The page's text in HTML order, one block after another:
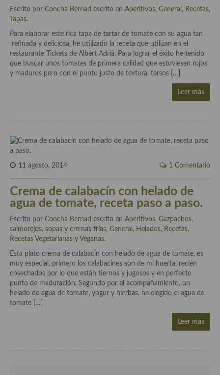
Cocina Azerí (Azerbaiyán)
Cocina de Tunez
Cocina Oriental
Cocina camboyana
Cocina Coreana
Cocina HIndú
Cocina China
Cocina del Pacifico
Cocina filipina
Cocina de Hawái
Cocina de Madagascar
Cocina Africana
Escrito por Concha Bernad escrito en Aperitivos, General , Recetas,
Tapas.
Para elaborar este rica tapa de tartar de tomate con su agua tan
refinada y deliciosa, he utilizado la receta que utilizan en el
restaurante Tickets de Albert Adrià. Para lograr el éxito he tenido
que buscar unos tomates de primera calidad que estuviesen rojos
y maduros pero con el punto justo de textura, tersos […]
Leer más
11 agosto, 2014 1 Comentario
Crema de calabacín con helado de
agua de tomate, receta paso a paso.
Escrito por Concha Bernad escrito en Aperitivos, Gazpachos,
salmorejos, sopas y cremas frías, General , Helados, Recetas,
Recetas Vegetarianas y Veganas.
Esta plato crema de calabacín con helado de agua de tomate, es
muy especial, primero los calabacines son de mi huerta, recién
cosechados por lo que están tiernos y jugosos y en perfecto
punto de maduración. Segundo por el acompañamiento, un
helado de agua de tomate, yogur y hierbas, he elegido el agua de
tomate […]
Leer más